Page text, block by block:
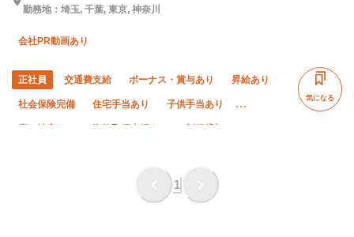
勤務地：埼玉, 千葉, 東京, 神奈川
会社PR動画あり
正社員 交通費支給 ボーナス・賞与あり 昇給あり
社会保険完備 住宅手当あり 子供手当あり
年末年始休暇
残業ゼロ 完全週休二日制
気になる
1